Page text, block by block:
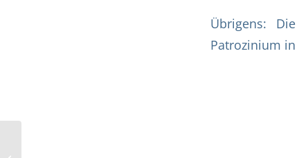
Übrigens:
Patrozinium